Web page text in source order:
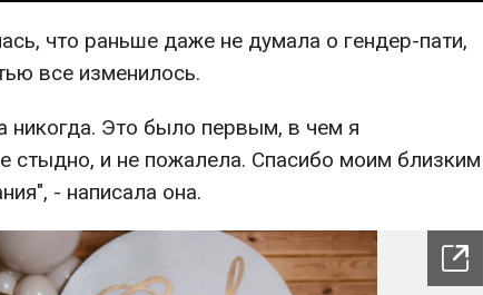
что раньше даже не думала о гендер-пати,
все изменилось.
никогда. Это было первым, в чем я
стыдно, и не пожалела. Спасибо моим близким
- написала она.